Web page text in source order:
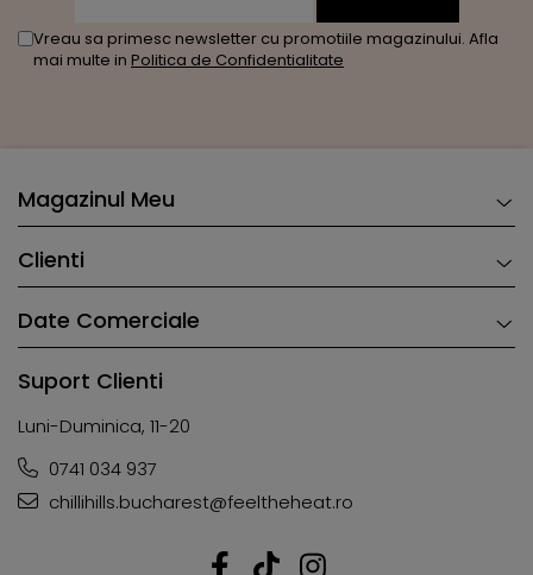
Vreau sa primesc newsletter cu promotiile magazinului. Afla
mai multe in Politica de Confidentialitate
Magazinul Meu
Clienti
Date Comerciale
Suport Clienti
Luni-Duminica, 11-20
0741 034 937
chillihills.bucharest@feeltheheat.ro